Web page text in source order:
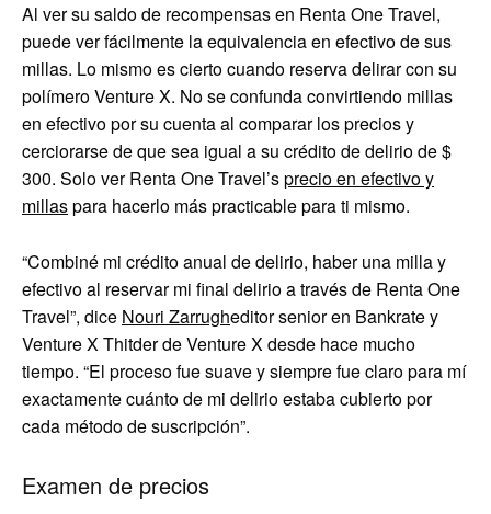
Al ver su saldo de recompensas en Renta One Travel,
puede ver fácilmente la equivalencia en efectivo de sus
millas. Lo mismo es cierto cuando reserva delirar con su
polímero Venture X. No se confunda convirtiendo millas
en efectivo por su cuenta al comparar los precios y
cerciorarse de que sea igual a su crédito de delirio de $
300. Solo ver Renta One Travel’sprecio en efectivo y
millaspara hacerlo más practicable para ti mismo.
“Combiné mi crédito anual de delirio, haber una milla y
efectivo al reservar mi final delirio a través de Renta One
Travel”, dice Nouri Zarrugheditor senior en Bankrate y
Venture X Thitder de Venture X desde hace mucho
tiempo. “El proceso fue suave y siempre fue claro para mí
exactamente cuánto de mi delirio estaba cubierto por
cada método de suscripción”.
Examen de precios